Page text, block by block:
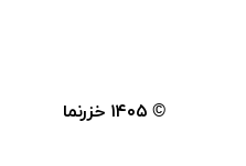
© ۱۴۰۵ خزرنما